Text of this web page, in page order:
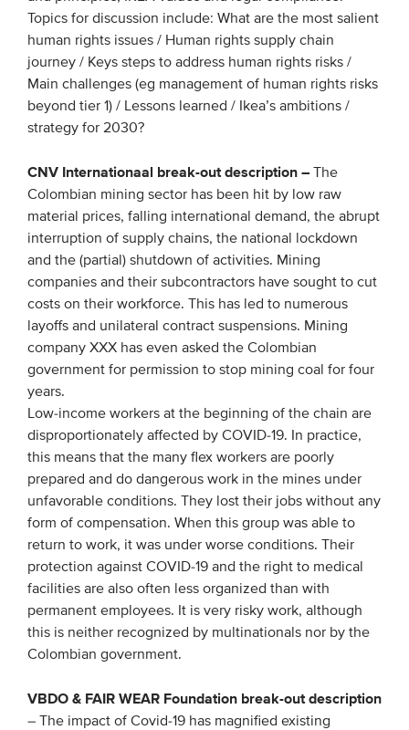
Topics for discussion include: What are the most salient
human rights issues / Human rights supply chain
journey / Keys steps to address human rights risks /
Main challenges (eg management of human rights risks
beyond tier 1) / Lessons learned / Ikea’s ambitions /
strategy for 2030?
CNV Internationaal break-out description – The
Colombian mining sector has been hit by low raw
material prices, falling international demand, the abrupt
interruption of supply chains, the national lockdown
and the (partial) shutdown of activities. Mining
companies and their subcontractors have sought to cut
costs on their workforce. This has led to numerous
layoffs and unilateral contract suspensions. Mining
company XXX has even asked the Colombian
government for permission to stop mining coal for four
years.
Low-income workers at the beginning of the chain are
disproportionately affected by COVID-19. In practice,
this means that the many flex workers are poorly
prepared and do dangerous work in the mines under
unfavorable conditions. They lost their jobs without any
form of compensation. When this group was able to
return to work, it was under worse conditions. Their
protection against COVID-19 and the right to medical
facilities are also often less organized than with
permanent employees. It is very risky work, although
this is neither recognized by multinationals nor by the
Colombian government.
VBDO & FAIR WEAR Foundation break-out description
– The impact of Covid-19 has magnified existing